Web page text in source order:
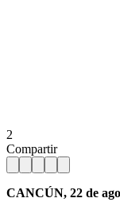
2
Compartir
CANCÚN, 22 de